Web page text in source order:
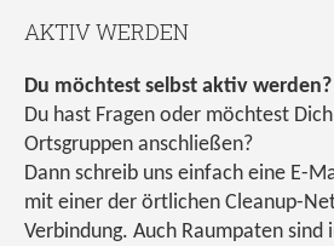
AKTIV WERDEN
Du möchtest selbst aktiv werden?
Du hast Fragen oder möchtest
Ortsgruppen anschließen?
Dann schreib uns einfach eine E-
mit einer der örtlichen Cleanup-
Verbindung. Auch Raumpaten sind